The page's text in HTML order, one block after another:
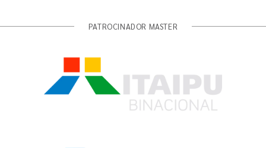
PATROCINADOR MASTER